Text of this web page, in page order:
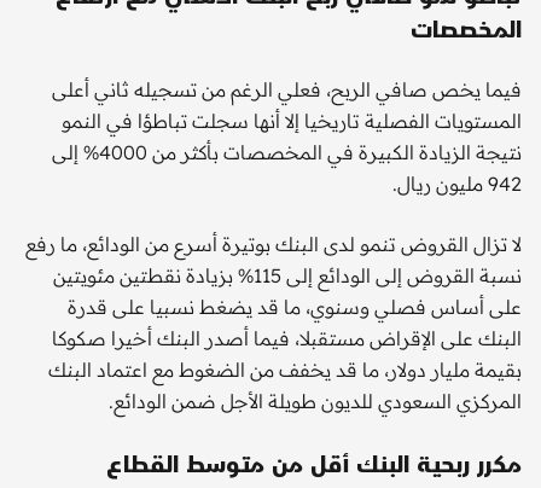
المخصصات
فيما يخص صافي الربح، فعلي الرغم من تسجيله ثاني أعلى
المستويات الفصلية تاريخيا إلا أنها سجلت تباطؤا في النمو
نتيجة الزيادة الكبيرة في المخصصات بأكثر من 4000% إلى
942 مليون ريال.
لا تزال القروض تنمو لدى البنك بوتيرة أسرع من الودائع، ما رفع
نسبة القروض إلى الودائع إلى 115% بزيادة نقطتين مئويتين
على أساس فصلي وسنوي، ما قد يضغط نسبيا على قدرة
البنك على الإقراض مستقبلا، فيما أصدر البنك أخيرا صكوكا
بقيمة مليار دولار، ما قد يخفف من الضغوط مع اعتماد البنك
المركزي السعودي للديون طويلة الأجل ضمن الودائع.
مكرر ربحية البنك أقل من متوسط القطاع